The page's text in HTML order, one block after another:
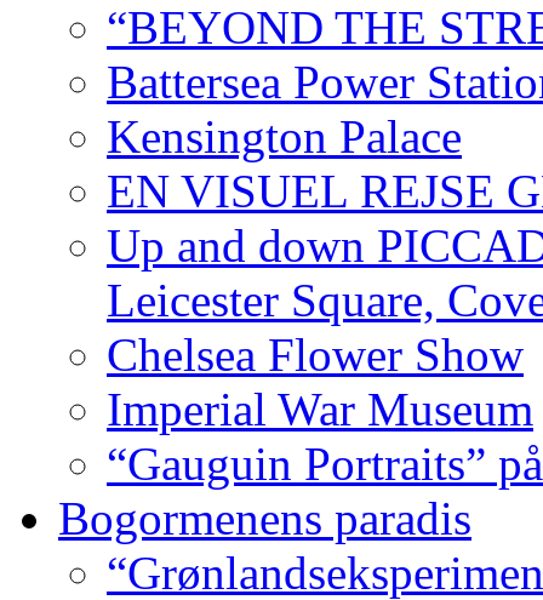
“BEYOND THE
Battersea Power
Kensington Palace
EN VISUEL REJSE
Up and down
Leicester Square,
Chelsea Flower Show
Imperial War Museum
“Gauguin Portraits”
Bogormenens paradis